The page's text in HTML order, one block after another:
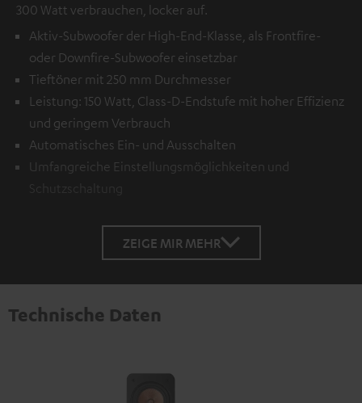
300 Watt verbrauchen, locker auf.
Aktiv-Subwoofer der High-End-Klasse, als Frontfire-
oder Downfire-Subwoofer einsetzbar
Tieftöner mit 250 mm Durchmesser
Leistung: 150 Watt, Class-D-Endstufe mit hoher Effizienz
und geringem Verbrauch
Automatisches Ein- und Ausschalten
Umfangreiche Einstellungsmöglichkeiten und
ZEIGE MIR MEHR
Technische Daten